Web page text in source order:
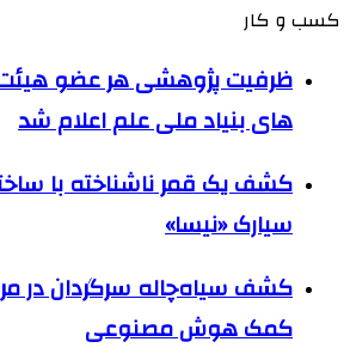
کسب و کار
ظرفیت پژوهشی هر عضو
های بنیاد ملی علم اعلام شد
کشف یک قمر ناشناخته با
سیارک «نیسا»
کشف سیاه‌چاله سرگردان در
کمک هوش مصنوعی